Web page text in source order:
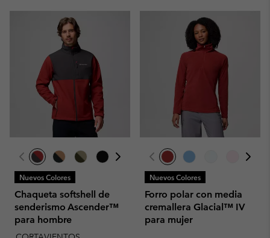
Nuevos Colores
Chaqueta softshell de
senderismo Ascender™
para hombre
Nuevos Colores
Forro polar con media
cremallera Glacial™ IV
para mujer